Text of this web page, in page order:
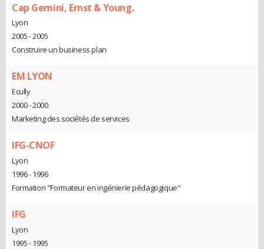
Cap Gemini, Ernst & Young.
Lyon
2005 - 2005
Construire un business plan
EM LYON
Ecully
2000 - 2000
Marketing des sociétés de services
IFG-CNOF
Lyon
1996 - 1996
Formation "Formateur en ingénierie pédagogique"
IFG
Lyon
1995 - 1995